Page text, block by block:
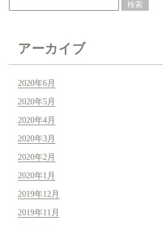
アーカイブ
2020年6月
2020年5月
2020年4月
2020年3月
2020年2月
2020年1月
2019年12月
2019年11月